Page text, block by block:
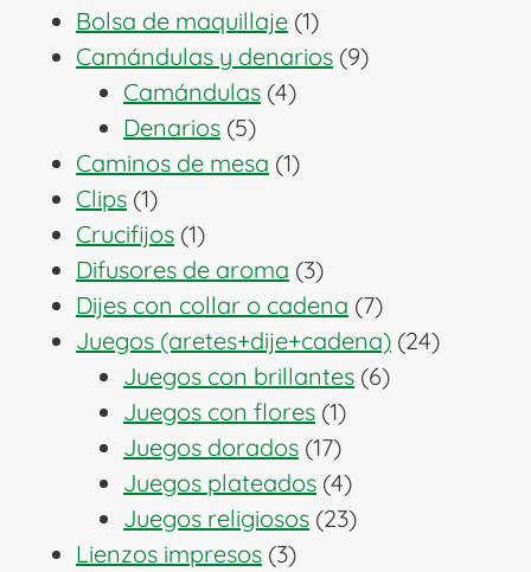
Bolsa de maquillaje 11
producto
Camándulas y denarios 99
Camándulas 44
Denarios 55
productos
Caminos de mesa 11
Clips 11
producto
Crucifijos 11
producto
Difusores de aroma 33
productos
Dijes con collar o cadena 77
productos
Juegos (aretes+dije+cadena) 2424
Juegos con brillantes 66
Juegos con flores 11
producto
Juegos dorados 1717
productos
Juegos plateados 44
productos
Juegos religiosos 2323
Lienzos impresos 33